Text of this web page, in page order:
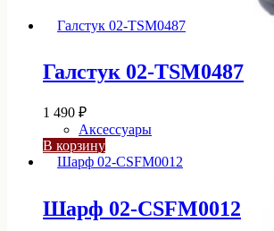
Галстук 02-TSM0487
1 490 ₽
Аксессуары
В корзину
Шарф 02-CSFM0012